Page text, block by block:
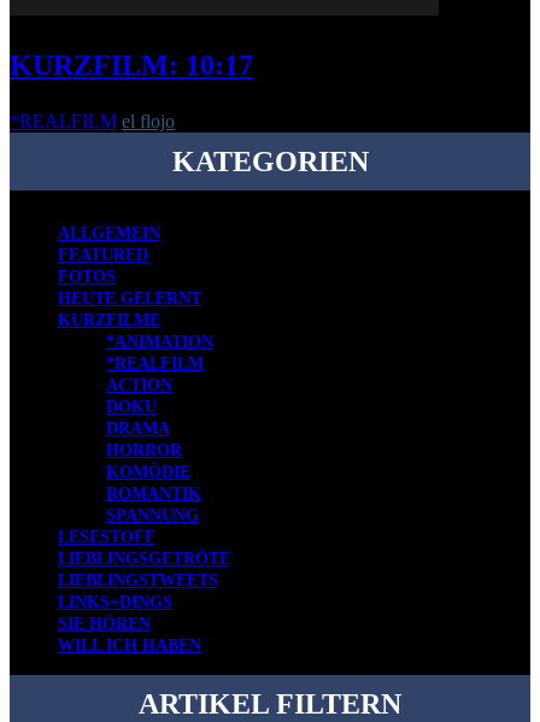
KURZFILM: 10:17
*REALFILM el flojo
KATEGORIEN
ALLGEMEIN
FEATURED
FOTOS
HEUTE GELERNT
KURZFILME
*ANIMATION
*REALFILM
ACTION
DOKU
DRAMA
HORROR
KOMÖDIE
ROMANTIK
SPANNUNG
LESESTOFF
LIEBLINGSGETRÖTE
LIEBLINGSTWEETS
LINKS+DINGS
SIE HÖREN
WILL ICH HABEN
ARTIKEL FILTERN